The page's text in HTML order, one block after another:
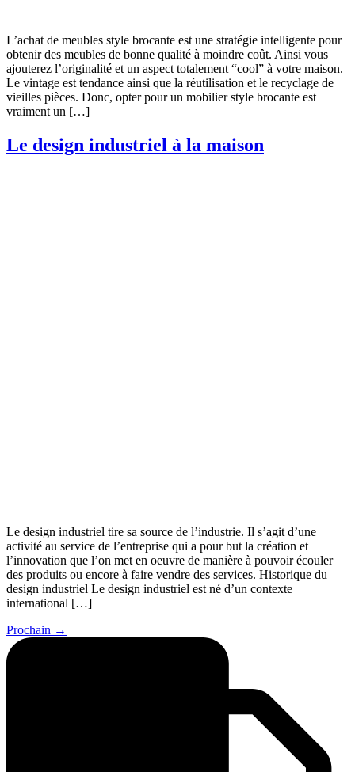
L’achat de meubles style brocante est une stratégie intelligente pour
obtenir des meubles de bonne qualité à moindre coût. Ainsi vous
ajouterez l’originalité et un aspect totalement “cool” à votre maison.
Le vintage est tendance ainsi que la réutilisation et le recyclage de
vieilles pièces. Donc, opter pour un mobilier style brocante est
vraiment un […]
Le design industriel à la maison
Le design industriel tire sa source de l’industrie. Il s’agit d’une
activité au service de l’entreprise qui a pour but la création et
l’innovation que l’on met en oeuvre de manière à pouvoir écouler
des produits ou encore à faire vendre des services. Historique du
design industriel Le design industriel est né d’un contexte
international […]
Prochain →